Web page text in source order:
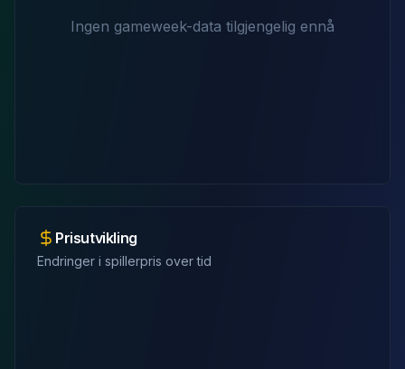
Ingen gameweek-data tilgjengelig ennå
Prisutvikling
Endringer i spillerpris over tid